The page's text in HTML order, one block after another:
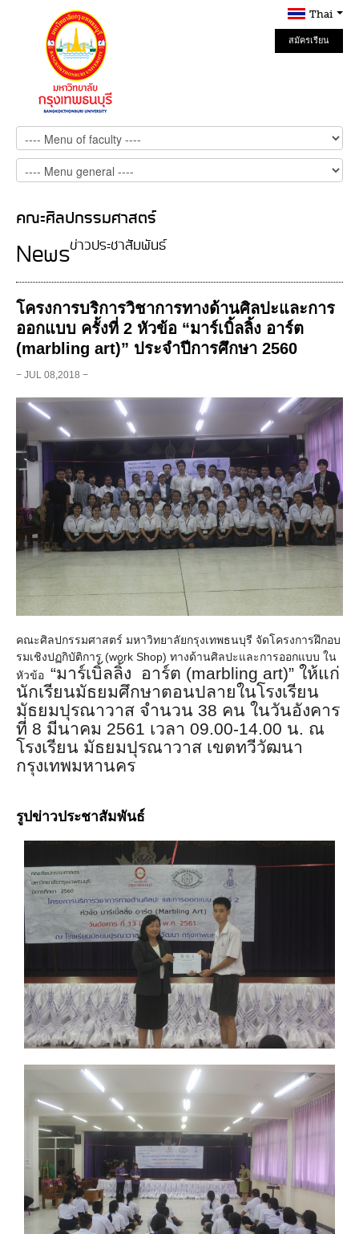
Thai
สมัครเรียน
Online
คณะศิลปกรรมศาสตร์
ข่าวประชาสัมพันธ์
News
โครงการบริการวิชาการทางด้านศิลปะและการ
ออกแบบ ครั้งที่ 2 หัวข้อ “มาร์เบิ้ลลิ้ง อาร์ต
(marbling art)” ประจำปีการศึกษา 2560
− JUL 08,2018 −
คณะศิลปกรรมศาสตร์ มหาวิทยาลัยกรุงเทพธนบุรี จัดโครงการฝึกอบ
รมเชิงปฏกิบัติการ (work Shop) ทางด้านศิลปะและการออกแบบ ใน
หัวข้อ “มาร์เบิ้ลลิ้ง อาร์ต (marbling art)” ให้แก่
นักเรียนมัธยมศึกษาตอนปลายในโรงเรียน
มัธยมปุรณาวาส จำนวน 38 คน ในวันอังคาร
ที่ 8 มีนาคม 2561 เวลา 09.00-14.00 น. ณ
โรงเรียน มัธยมปุรณาวาส เขตทวีวัฒนา
กรุงเทพมหานคร
รูปข่าวประชาสัมพันธ์